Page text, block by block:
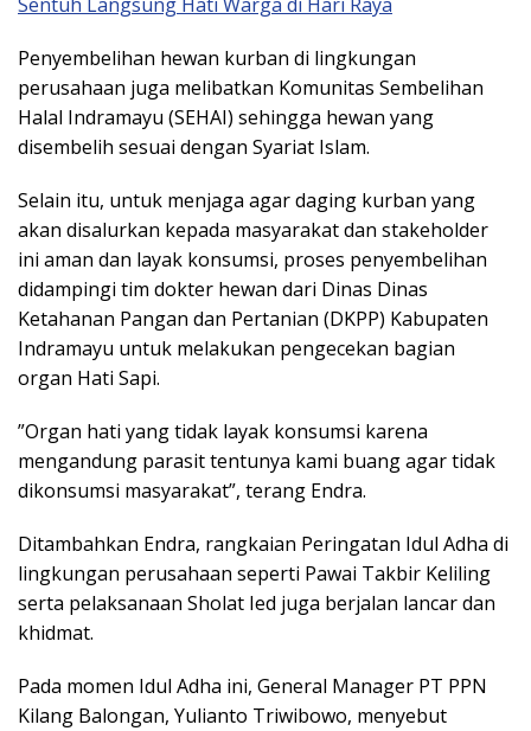
Penyembelihan hewan kurban di lingkungan
perusahaan juga melibatkan Komunitas Sembelihan
Halal Indramayu (SEHAI) sehingga hewan yang
disembelih sesuai dengan Syariat Islam.
Selain itu, untuk menjaga agar daging kurban yang
akan disalurkan kepada masyarakat dan stakeholder
ini aman dan layak konsumsi, proses penyembelihan
didampingi tim dokter hewan dari Dinas Dinas
Ketahanan Pangan dan Pertanian (DKPP) Kabupaten
Indramayu untuk melakukan pengecekan bagian
organ Hati Sapi.
”Organ hati yang tidak layak konsumsi karena
mengandung parasit tentunya kami buang agar tidak
dikonsumsi masyarakat”, terang Endra.
Ditambahkan Endra, rangkaian Peringatan Idul Adha di
lingkungan perusahaan seperti Pawai Takbir Keliling
serta pelaksanaan Sholat Ied juga berjalan lancar dan
khidmat.
Pada momen Idul Adha ini, General Manager PT PPN
Kilang Balongan, Yulianto Triwibowo, menyebut